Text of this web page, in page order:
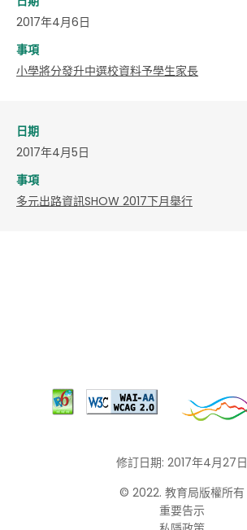
2017年4月6日
事項
小學將分發升中選校資料予學生家長
日期
2017年4月5日
事項
多元出路資訊SHOW 2017下月舉行
修訂日期: 2017年4月27日
© 2022. 教育局版權所有
重要告示